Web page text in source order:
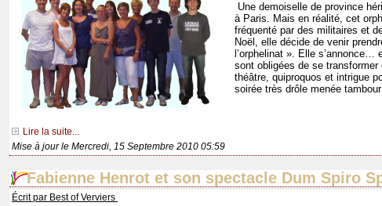
Une demoiselle de province
à Paris. Mais en réalité, cet
fréquenté par des militaires et
Noël, elle décide de venir
l’orphelinat ». Elle
sont obligées de se
théâtre, quiproquos et intrigue
soirée très drôle menée
Lire la suite...
Mise à jour le Mercredi, 15 Septembre 2010 05:59
Fabienne Henrot et son spectacle Dum Spiro
Écrit par Best of Verviers